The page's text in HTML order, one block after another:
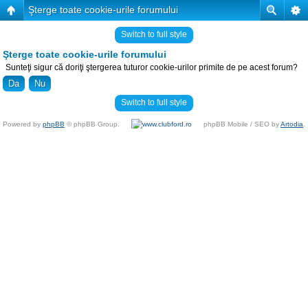
Şterge toate cookie-urile forumului
Switch to full style
Şterge toate cookie-urile forumului
Sunteţi sigur că doriţi ştergerea tuturor cookie-urilor primite de pe acest forum?
Switch to full style
Powered by phpBB © phpBB Group. phpBB Mobile / SEO byArtodia